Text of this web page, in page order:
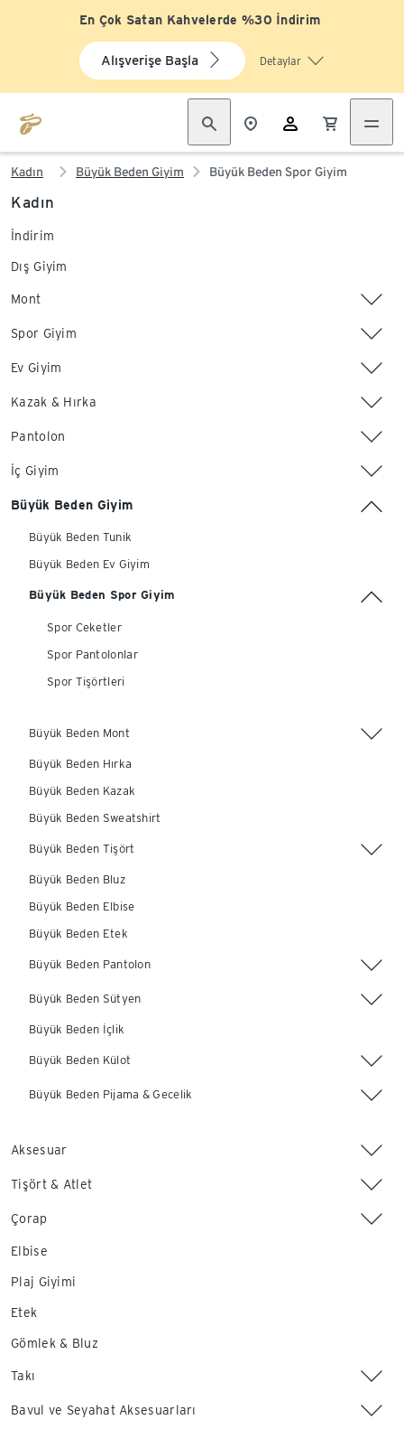
En Çok Satan Kahvelerde %30 İndirim
Alışverişe Başla Detaylar
Kadın Büyük Beden Giyim Büyük Beden Spor Giyim
Kadın
İndirim
Dış Giyim
Mont
Spor Giyim
Ev Giyim
Kazak & Hırka
Pantolon
İç Giyim
Büyük Beden Giyim
Büyük Beden Tunik
Büyük Beden Ev Giyim
Büyük Beden Spor Giyim
Spor Ceketler
Spor Pantolonlar
Spor Tişörtleri
Büyük Beden Mont
Büyük Beden Hırka
Büyük Beden Kazak
Büyük Beden Sweatshirt
Büyük Beden Tişört
Büyük Beden Bluz
Büyük Beden Elbise
Büyük Beden Etek
Büyük Beden Pantolon
Büyük Beden Sütyen
Büyük Beden İçlik
Büyük Beden Külot
Büyük Beden Pijama & Gecelik
Aksesuar
Tişört & Atlet
Çorap
Elbise
Plaj Giyimi
Etek
Gömlek & Bluz
Takı
Bavul ve Seyahat Aksesuarları